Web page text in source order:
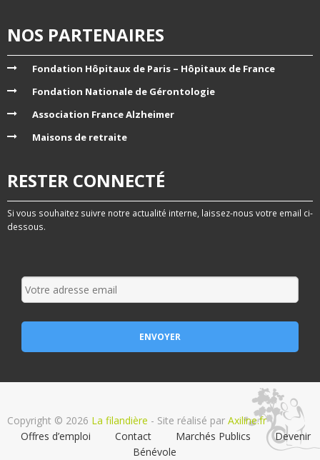
NOS PARTENAIRES
Fondation Hôpitaux de Paris – Hôpitaux de France
Fondation Nationale de Gérontologie
Association France Alzheimer
Maisons de retraite
RESTER CONNECTÉ
Si vous souhaitez suivre notre actualité interne, laissez-nous votre email ci-
dessous.
Copyright © 2026 La filandière - Site réalisé par Axiline.fr
Offres d’emploi
Contact Marchés Publics
Devenir
Bénévole